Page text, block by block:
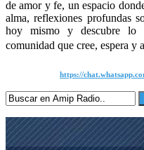
de amor y fe, un espacio
alma, reflexiones profundas
hoy mismo y descubre lo
comunidad que cree, espera y
https://